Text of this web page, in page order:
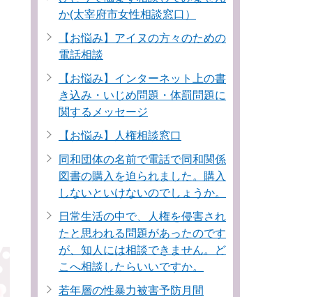
か(太宰府市女性相談窓口）
【お悩み】アイヌの方々のための
電話相談
【お悩み】インターネット上の書
き込み・いじめ問題・体罰問題に
関するメッセージ
【お悩み】人権相談窓口
同和団体の名前で電話で同和関係
図書の購入を迫られました。購入
しないといけないのでしょうか。
日常生活の中で、人権を侵害され
たと思われる問題があったのです
が、知人には相談できません。ど
こへ相談したらいいですか。
若年層の性暴力被害予防月間